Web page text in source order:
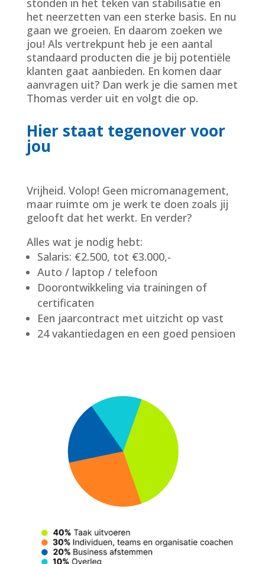
stonden in het teken van stabilisatie en
het neerzetten van een sterke basis. En nu
gaan we groeien. En daarom zoeken we
jou! Als vertrekpunt heb je een aantal
standaard producten die je bij potentiële
klanten gaat aanbieden. En komen daar
aanvragen uit? Dan werk je die samen met
Thomas verder uit en volgt die op.
Hier staat tegenover voor
jou
Vrijheid. Volop! Geen micromanagement,
maar ruimte om je werk te doen zoals jij
gelooft dat het werkt. En verder?
Alles wat je nodig hebt:
Salaris: €2.500, tot €3.000,-
Auto / laptop / telefoon
Doorontwikkeling via trainingen of
certificaten
Een jaarcontract met uitzicht op vast
24 vakantiedagen en een goed pensioen